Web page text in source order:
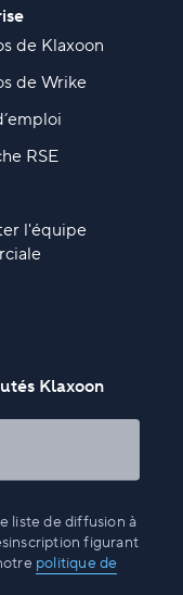
de Klaxoon
de Wrike
RSE
l'équipe
Klaxoon
liste de diffusion à
figurant
politique de